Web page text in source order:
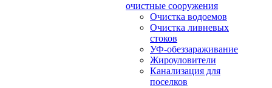
очистные сооружения
Очистка водоемов
Очистка ливневых
стоков
УФ-обеззараживание
Жироуловители
Канализация для
поселков